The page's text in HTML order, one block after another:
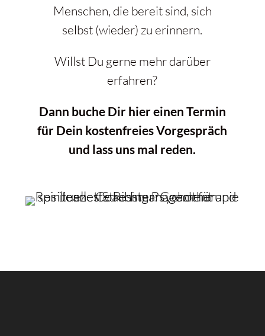
Menschen, die bereit sind, sich
selbst (wieder) zu erinnern.
Willst Du gerne mehr darüber
erfahren?
Dann buche Dir hier einen Termin
für Dein kostenfreies Vorgespräch
und lass uns mal reden.